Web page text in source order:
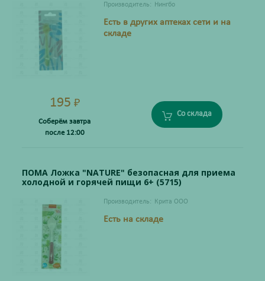
Производитель: Нингбо
Есть в других аптеках сети и на
складе
195 ₽
Соберём завтра
после 12:00
Со склада
ПОМА Ложка "NATURE" безопасная для приема
холодной и горячей пищи 6+ (5715)
Производитель: Крита ООО
Есть на складе